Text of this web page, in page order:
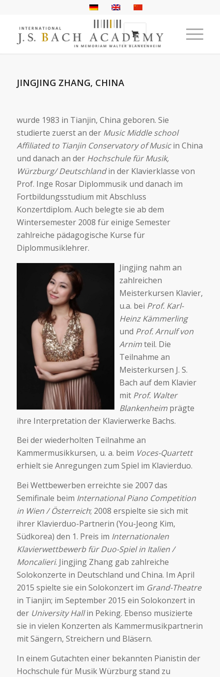
JINGJING ZHANG, CHINA
wurde 1983 in Tianjin, China geboren. Sie
studierte zuerst an der Music Middle school
Affiliated to Tianjin Conservatory of Musicin China
und danach an der Hochschule für Musik,
Würzburg/ Deutschlandin der Klavierklasse von
Prof. Inge Rosar Diplommusik und danach im
Fortbildungsstudium mit Abschluss
Konzertdiplom. Auch belegte sie ab dem
Wintersemester 2008 für einige Semester
zahlreiche pädagogische Kurse für
Diplommusiklehrer.
Jingjing nahm an
zahlreichen
Meisterkursen Klavier,
u.a. bei Prof. Karl-
Heinz Kämmerling
und Prof. Arnulf von
Arnimteil. Die
Teilnahme an
Meisterkursen J. S.
Bach auf dem Klavier
mit Prof. Walter
Blankenheimprägte
ihre Interpretation der Klavierwerke Bachs.
Bei der wiederholten Teilnahme an
Kammermusikkursen, u. a. beim Voces-Quartett
erhielt sie Anregungen zum Spiel im Klavierduo.
Bei Wettbewerben erreichte sie 2007 das
Semifinale beim International Piano Competition
in Wien / Österreich; 2008 erspielte sie sich mit
ihrer Klavierduo-Partnerin (You-Jeong Kim,
Südkorea) den 1. Preis im Internationalen
Klavierwettbewerb für Duo-Spiel in Italien /
Moncalieri. Jingjing Zhang gab zahlreiche
Solokonzerte in Deutschland und China. Im April
2015 spielte sie ein Solokonzert im Grand-Theatre
in Tianjin; im September 2015 ein Solokonzert in
der University Hallin Peking. Ebenso musizierte
sie in vielen Konzerten als Kammermusikpartnerin
mit Sängern, Streichern und Bläsern.
In einem Gutachten einer bekannten Pianistin der
Hochschule für Musik Würzburg stand zu